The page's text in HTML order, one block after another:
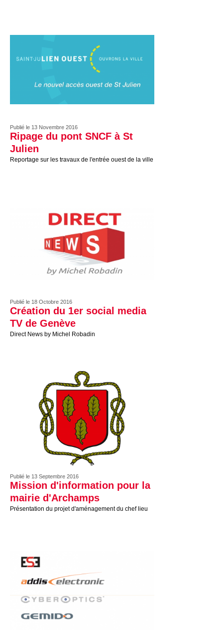
Publié le 13 Novembre 2016
Ripage du pont SNCF à St
Julien
Reportage sur les travaux de l'entrée ouest de la ville
Publié le 18 Octobre 2016
Création du 1er social media
TV de Genève
Direct News by Michel Robadin
Publié le 13 Septembre 2016
Mission d'information pour la
mairie d'Archamps
Présentation du projet d'aménagement du chef lieu